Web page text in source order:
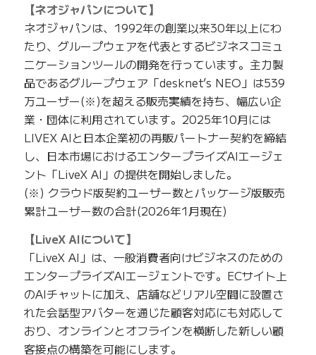
【ネオジャパンについて】
ネオジャパンは、1992年の創業以来30年以上にわ
たり、グループウェアを代表とするビジネスコミュ
ニケーションツールの開発を行っています。主力製
品であるグループウェア「desknet’s NEO」は539
万ユーザー(※)を超える販売実績を持ち、幅広い企
業・団体に利用されています。2025年10月には
LIVEX AIと日本企業初の再販パートナー契約を締結
し、日本市場におけるエンタープライズAIエージェ
ント「LiveX AI」の提供を開始しました。
(※) クラウド版契約ユーザー数とパッケージ版販売
累計ユーザー数の合計(2026年1月現在)
【LiveX AIについて】
「LiveX AI」は、一般消費者向けビジネスのための
エンタープライズAIエージェントです。ECサイト上
のAIチャットに加え、店舗などリアル空間に設置さ
れた会話型アバターを通じた顧客対応にも対応して
おり、オンラインとオフラインを横断した新しい顧
客接点の構築を可能にします。